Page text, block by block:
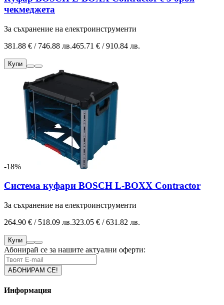
чекмеджета
За съхранение на електроинструменти
381.88 € / 746.88 лв.465.71 € / 910.84 лв.
Купи
-18%
Система куфари BOSCH L-BOXX Contractor
За съхранение на електроинструменти
264.90 € / 518.09 лв.323.05 € / 631.82 лв.
Купи
Абонирай се за нашите актуални оферти:
Информация